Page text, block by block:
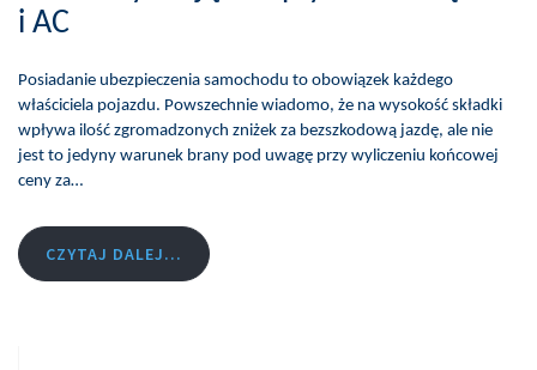
i AC
Posiadanie ubezpieczenia samochodu to obowiązek każdego
właściciela pojazdu. Powszechnie wiadomo, że na wysokość składki
wpływa ilość zgromadzonych zniżek za bezszkodową jazdę, ale nie
jest to jedyny warunek brany pod uwagę przy wyliczeniu końcowej
ceny za…
CZYTAJ DALEJ...